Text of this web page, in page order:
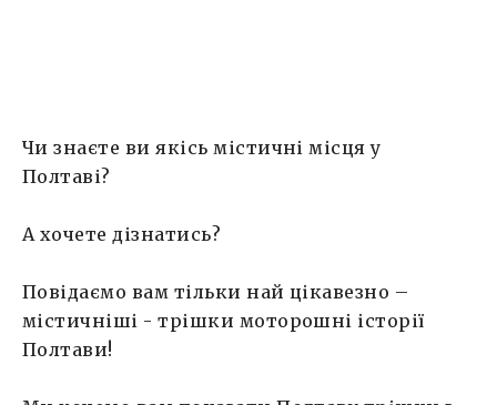
Чи знаєте ви якісь містичні місця у
Полтаві?
А хочете дізнатись?
Повідаємо вам тільки най цікавезно –
містичніші - трішки моторошні історії
Полтави!